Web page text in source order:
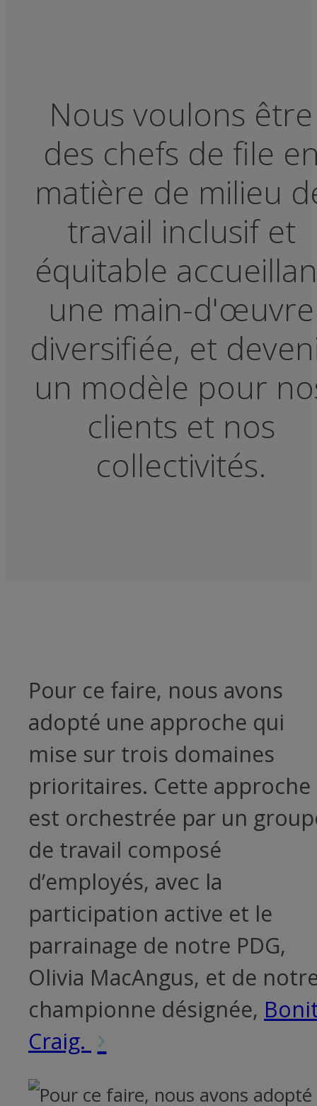
Nous voulons être
des chefs de file
matière de milieu
travail inclusif et
équitable
une main-d'œuvre
diversifiée, et
un modèle pour
clients et nos
collectivités.
Pour ce faire, nous avons
adopté une approche qui
mise sur trois domaines
prioritaires. Cette approche
est orchestrée par un
de travail composé
d’employés, avec la
participation active et le
parrainage de notre PDG,
Olivia MacAngus, et de
championne désignée,
Craig. ›